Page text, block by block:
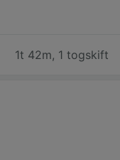
1t 42m, 1 togskift